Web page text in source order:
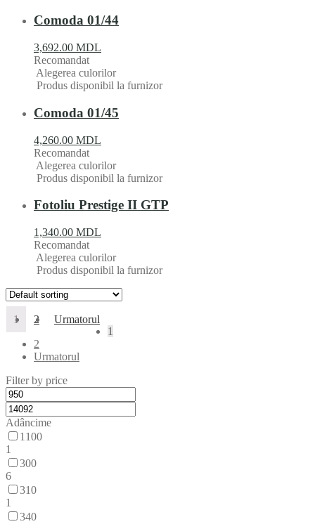
Comoda 01/44
3,692.00 MDL
Recomandat
Alegerea culorilor
Produs disponibil la furnizor
Comoda 01/45
4,260.00 MDL
Recomandat
Alegerea culorilor
Produs disponibil la furnizor
Fotoliu Prestige II GTP
1,340.00 MDL
Recomandat
Alegerea culorilor
Produs disponibil la furnizor
1 2
Urmatorul
1
2
Urmatorul
Filter by price
Adâncime
1100
1
300
6
310
1
340